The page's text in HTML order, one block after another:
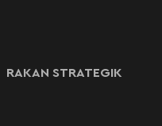
RAKAN STRATEGIK